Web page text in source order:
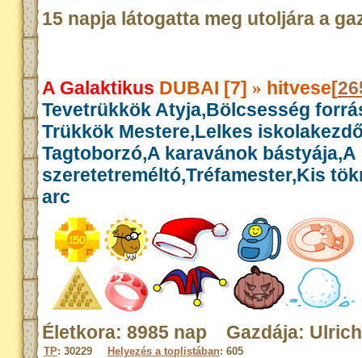
15 napja látogatta meg utoljára a
A Galaktikus DUBAI [7] » hitvese[
Tevetrükkök Atyja,Bölcsesség
Trükkök Mestere,Lelkes
Tagtoborzó,A karavánok bástyája,A
szeretetreméltó,Tréfamester,Kis
arc
Életkora: 8985 nap Gazdája:
TP: 30229 Helyezés a toplistában: 605